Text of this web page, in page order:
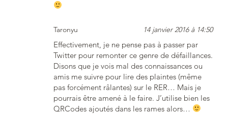
Taronyu 14 janvier 2016 à 14:50
Effectivement, je ne pense pas à passer par
Twitter pour remonter ce genre de défaillances.
Disons que je vois mal des connaissances ou
amis me suivre pour lire des plaintes (même
pas forcément râlantes) sur le RER… Mais je
pourrais être amené à le faire. J’utilise bien les
QRCodes ajoutés dans les rames alors…